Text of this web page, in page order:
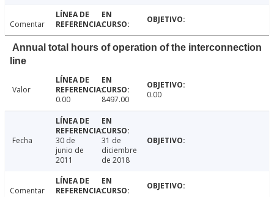
Comentar
Annual total hours of operation of the interconnection
line
Valor
0.00
8497.00 0.00
Fecha
30 de
junio de
2011
31 de
diciembre
de 2018
Comentar